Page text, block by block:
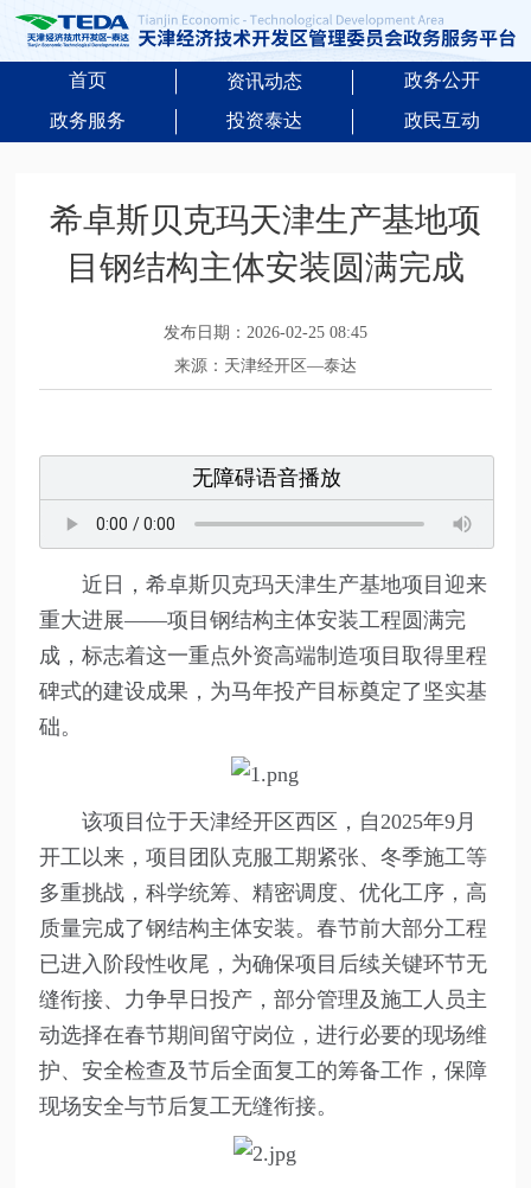
首页 资讯动态
政务公开
政务服务
投资泰达 政民互动
希卓斯贝克玛天津生产基地项
目钢结构主体安装圆满完成
发布日期：2026-02-25 08:45
来源：天津经开区—泰达
无障碍语音播放
近日，希卓斯贝克玛天津生产基地项目迎来
重大进展——项目钢结构主体安装工程圆满完
成，标志着这一重点外资高端制造项目取得里程
碑式的建设成果，为马年投产目标奠定了坚实基
础。
该项目位于天津经开区西区，自2025年9月
开工以来，项目团队克服工期紧张、冬季施工等
多重挑战，科学统筹、精密调度、优化工序，高
质量完成了钢结构主体安装。春节前大部分工程
已进入阶段性收尾，为确保项目后续关键环节无
缝衔接、力争早日投产，部分管理及施工人员主
动选择在春节期间留守岗位，进行必要的现场维
护、安全检查及节后全面复工的筹备工作，保障
现场安全与节后复工无缝衔接。